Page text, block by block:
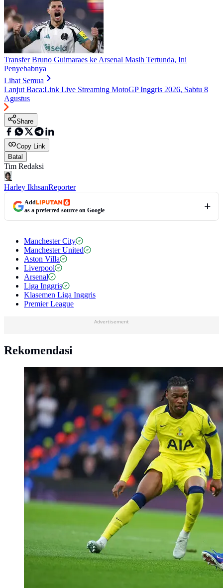
Transfer Bruno Guimaraes ke Arsenal Masih Tertunda, Ini
Penyebabnya
Lihat Semua
Lanjut Baca:Link Live Streaming MotoGP Inggris 2026, Sabtu 8
Agustus
Share
Copy Link
Batal
Tim Redaksi
Harley IkhsanReporter
Add
as a preferred source on Google
Manchester City
Manchester United
Aston Villa
Liverpool
Arsenal
Liga Inggris
Klasemen Liga Inggris
Premier League
Advertisement
Rekomendasi